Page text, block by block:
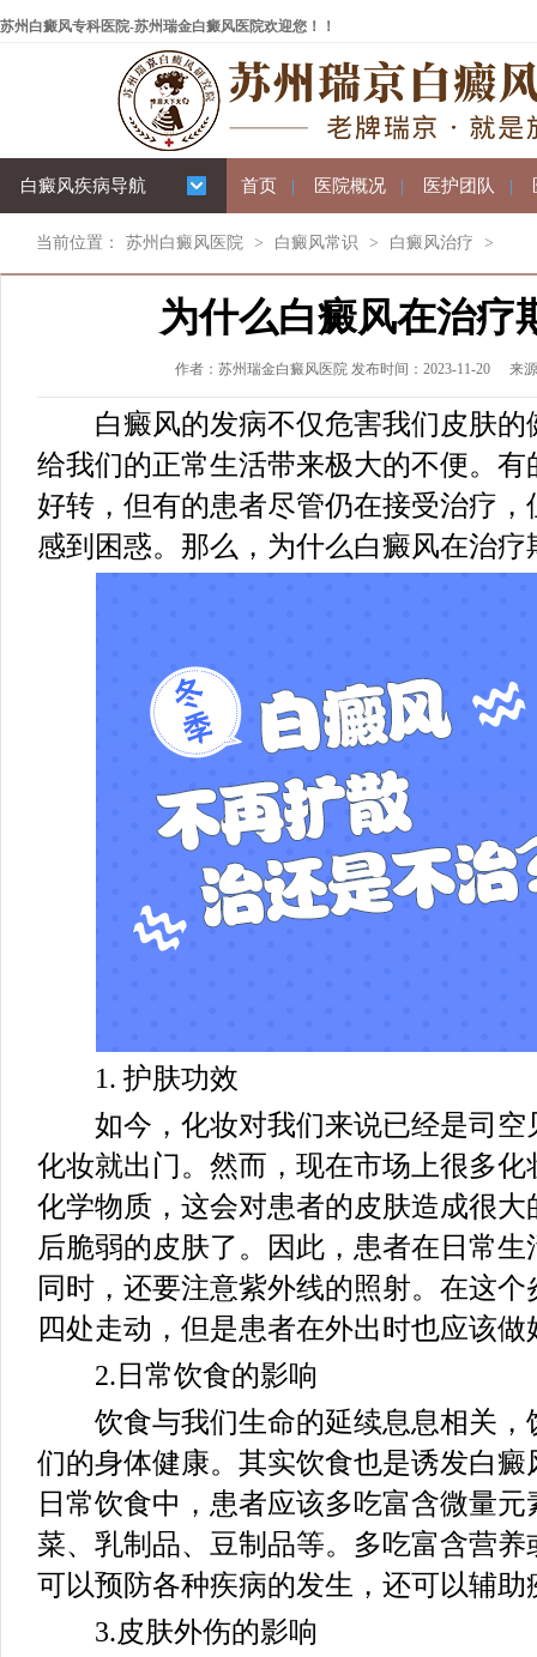
苏州白癜风专科医院-苏州瑞金白癜风医院欢迎您！！
白癜风疾病导航 首页 | 医院概况 | 医护团队 |
当前位置： 苏州白癜风医院 > 白癜风常识 > 白癜风治疗 >
为什么白癜风在治疗
作者：苏州瑞金白癜风医院 发布时间：2023-11-20 来
白癜风的发病不仅危害我们皮肤的
给我们的正常生活带来极大的不便。
好转，但有的患者尽管仍在接受治疗
感到困惑。那么，为什么白癜风在治疗
1. 护肤功效
如今，化妆对我们来说已经是司空
化妆就出门。然而，现在市场上很多
化学物质，这会对患者的皮肤造成很
后脆弱的皮肤了。因此，患者在日常
同时，还要注意紫外线的照射。在这
四处走动，但是患者在外出时也应该
2.日常饮食的影响
饮食与我们生命的延续息息相关，
们的身体健康。其实饮食也是诱发白
日常饮食中，患者应该多吃富含微量
菜、乳制品、豆制品等。多吃富含营
可以预防各种疾病的发生，还可以辅助
3.皮肤外伤的影响